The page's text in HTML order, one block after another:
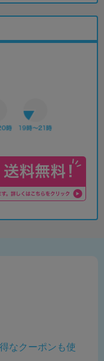
なクーポンも使